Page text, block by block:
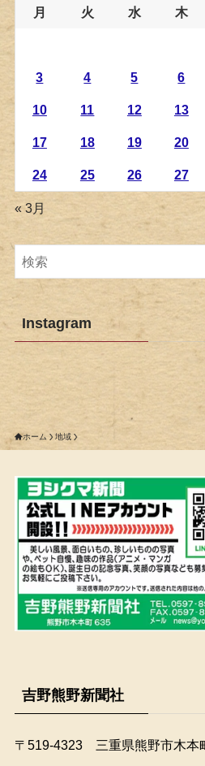
月 火 水 木
3 4 5 6
10 11 12 13
17 18 19 20
24 25 26 27
« 3月
Instagram
ホーム 地域
吉野熊野新聞社
〒519-4323 三重県熊野市木本